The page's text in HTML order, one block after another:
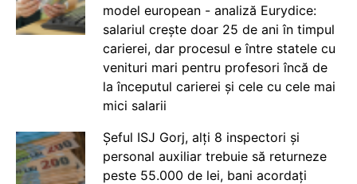
model european - analiză Eurydice:
salariul crește doar 25 de ani în timpul
carierei, dar procesul e între statele cu
venituri mari pentru profesori încă de
la începutul carierei și cele cu cele mai
mici salarii
Șeful ISJ Gorj, alți 8 inspectori și
personal auxiliar trebuie să returneze
peste 55.000 de lei, bani acordați